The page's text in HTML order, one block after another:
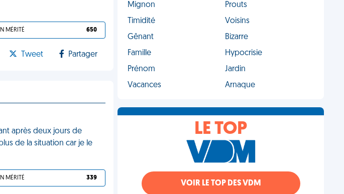
MÉRITÉ 650
Tweet Partager
après deux jours de
de la situation car je le
MÉRITÉ 339
Mignon
Prouts
Timidité
Voisins
Gênant
Bizarre
Famille
Hypocrisie
Prénom
Jardin
Vacances
Arnaque
LE TOP
VOIR LE TOP DES VDM